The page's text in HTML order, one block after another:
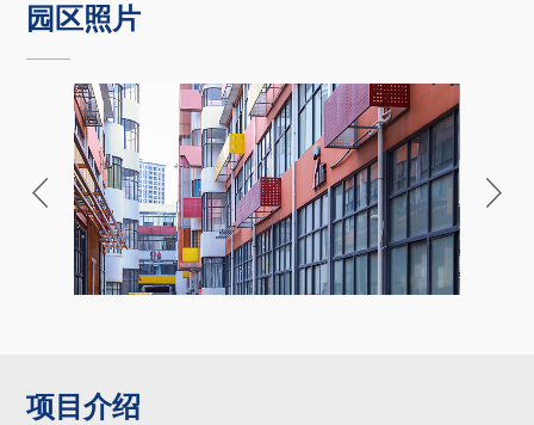
园区照片
项目介绍